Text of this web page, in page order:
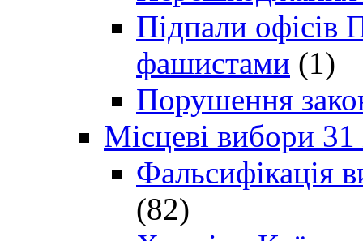
Підпали офісів
фашистами (1)
Порушення
Місцеві вибори
Фальсифікація
(82)